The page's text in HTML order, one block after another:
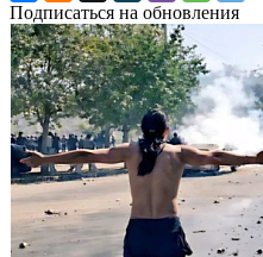
Подписаться на обновления